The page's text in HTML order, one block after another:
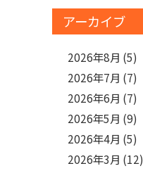
アーカイブ
2026年8月 (5)
2026年7月 (7)
2026年6月 (7)
2026年5月 (9)
2026年4月 (5)
2026年3月 (12)